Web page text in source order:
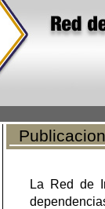
La Red de